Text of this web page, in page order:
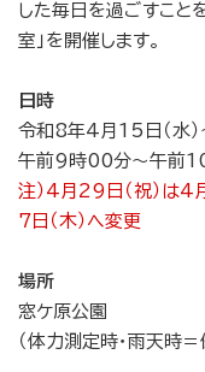
した毎日を過ごすこと
室」を開催します。
日時
令和8年4月15日（水）
午前9時00分～午前
注）4月29日（祝）は4
7日（木）へ変更
場所
窓ケ原公園
（体力測定時・雨天時＝